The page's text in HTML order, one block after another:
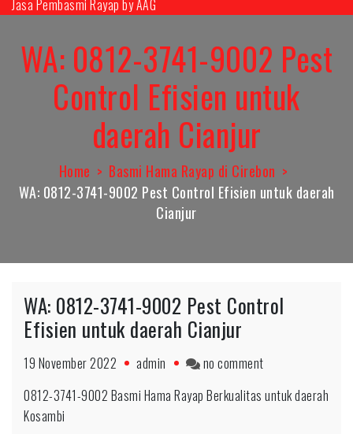
Skip
content
Jasa Pembasmi Rayap by AAG
WA: 0812-3741-9002 Pest
Control Efisien untuk
daerah Cianjur
Home
Basmi Hama Rayap di Cirebon
WA: 0812-3741-9002 Pest Control Efisien untuk daerah
Cianjur
WA: 0812-3741-9002 Pest Control
Efisien untuk daerah Cianjur
19 November 2022 admin no commenton
0812-
0812-3741-9002 Basmi Hama Rayap Berkualitas untuk daerah
Kosambi